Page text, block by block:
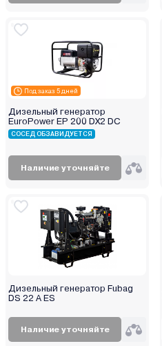
Под заказ 5 дней
Дизельный генератор
EuroPower EP 200 DX2 DC
СОСЕД ОБЗАВИДУЕТСЯ
Наличие уточняйте
Дизельный генератор Fubag
DS 22 A ES
Наличие уточняйте